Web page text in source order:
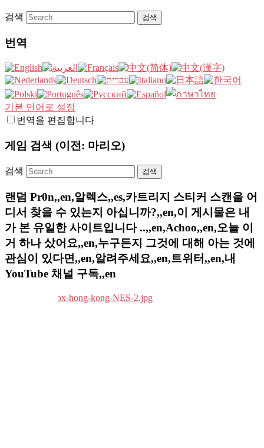
검색
번역
기본 언어로 설정
번역을 편집합니다
게임 검색 (이전: 마리오)
검색
랜덤 Pr0n,,en,알렉스,,es,카트리지 스티커 스캔을 어
디서 찾을 수 있는지 아십니까?,,en,이 게시물은 내
가 본 유일한 사이트입니다 ..,,en,Achoo,,en,오늘 이
거 하나 샀어요,,en,누구든지 그것에 대해 아는 것에
관심이 있다면,,en,알려주세요,,en,트위터,,en,내
YouTube 채널 구독,,en